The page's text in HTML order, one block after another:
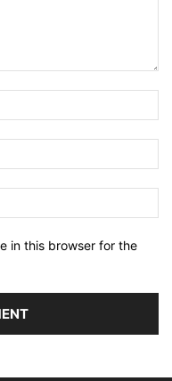
in this browser for the